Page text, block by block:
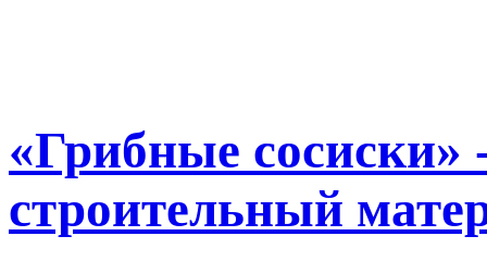
«Грибные сосиски»
строительный